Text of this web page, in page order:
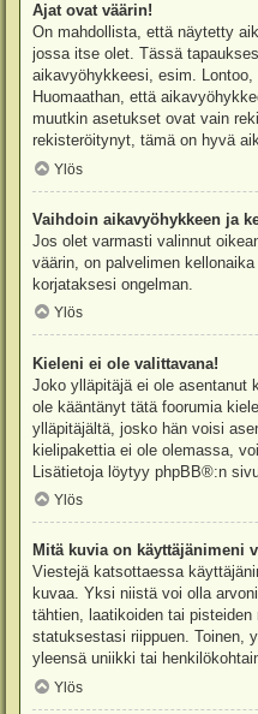
Ajat ovat väärin!
On mahdollista, että näytetty
jossa itse olet. Tässä
aikavyöhykkeesi, esim.
Huomaathan, että
muutkin asetukset ovat vain
rekisteröitynyt, tämä on hyvä
Ylös
Vaihdoin aikavyöhykkeen ja
Jos olet varmasti valinnut
väärin, on palvelimen
korjataksesi ongelman.
Ylös
Kieleni ei ole valittavana!
Joko ylläpitäjä ei ole asentanut
ole kääntänyt tätä foorumia
ylläpitäjältä, josko hän voisi
kielipakettia ei ole olemassa,
Lisätietoja löytyy phpBB®:n
Ylös
Mitä kuvia on käyttäjänimeni
Viestejä katsottaessa
kuvaa. Yksi niistä voi olla
tähtien, laatikoiden tai
statuksestasi riippuen. Toinen,
yleensä uniikki tai
Ylös